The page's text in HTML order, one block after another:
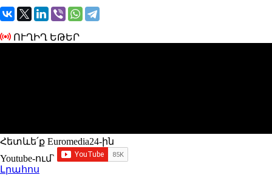
ՈՒՂԻՂ ԵԹԵՐ
Հետևե՛ք Euromedia24-ին
Youtube-ում`
Լրահոս